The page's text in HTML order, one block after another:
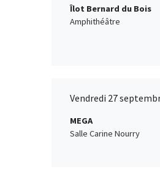
Îlot Bernard du Bois
Amphithéâtre
Vendredi 27
MEGA
Salle Carine Nourry